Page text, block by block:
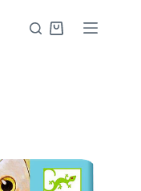
Indkøbskurv